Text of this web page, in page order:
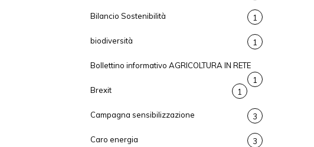
Bilancio Sostenibilità 1
biodiversità 1
Bollettino informativo AGRICOLTURA IN RETE
1
Brexit
1
Campagna sensibilizzazione 3
Caro energia 3